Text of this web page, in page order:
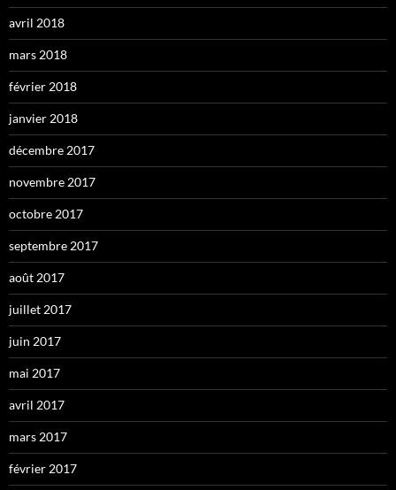
avril 2018
mars 2018
février 2018
janvier 2018
décembre 2017
novembre 2017
octobre 2017
septembre 2017
août 2017
juillet 2017
juin 2017
mai 2017
avril 2017
mars 2017
février 2017